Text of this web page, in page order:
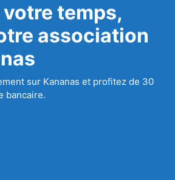
temps,
association
sur Kananas et profitez de 30
bancaire.